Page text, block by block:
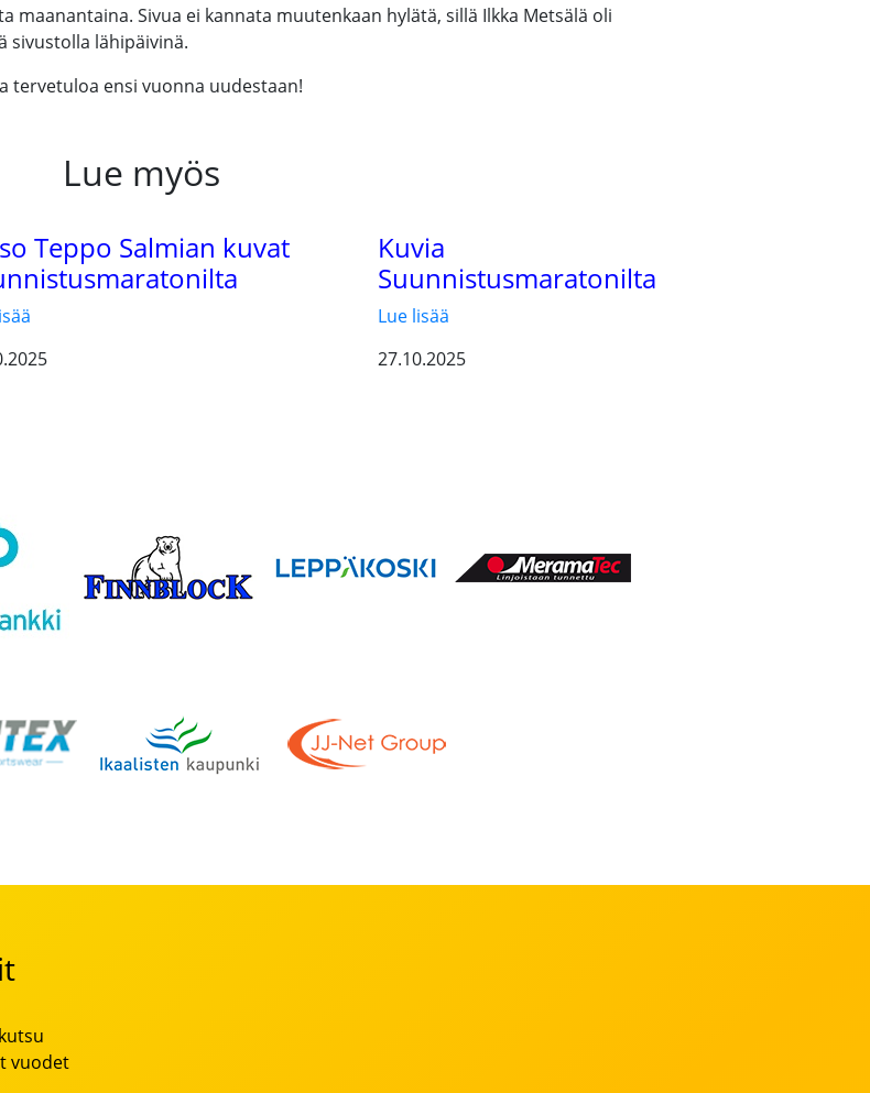
maanantaina. Sivua ei kannata muutenkaan hylätä, sillä Ilkka Metsälä oli
sivustolla lähipäivinä.
tervetuloa ensi vuonna uudestaan!
Lue myös
Teppo Salmian kuvat
Kuvia
Suunnistusmaratonilta
Lue lisää
27.10.2025
vuodet